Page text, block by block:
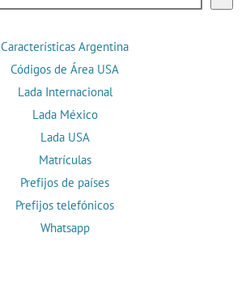
Características Argentina
Códigos de Área USA
Lada Internacional
Lada México
Lada USA
Matrículas
Prefijos de países
Prefijos telefónicos
Whatsapp